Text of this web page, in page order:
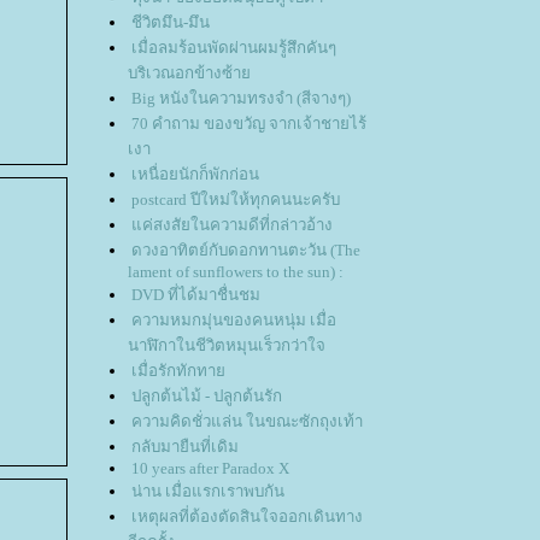
ชีวิตมึน-มึน
เมื่อลมร้อนพัดผ่านผมรู้สึกคันๆ
บริเวณอกข้างซ้า
Big หนังในความทรงจำ (สีจางๆ)
70 คำถาม ของขวัญ จากเจ้าชายไร้
เงา
เหนื่อยนักก็พักก่อน
postcard ปีใหม่ให้ทุกคนนะครับ
ค่สงสัยในความดีที่กล่าวอ้าง
ดวงอาทิตย์กับดอกทานตะวัน (The
lament of sunflowers to the sun) :
DVD ที่ได้มาชื่นชม
ความหมกมุ่นของคนหนุ่ม เมื่อ
นาฬิกาในชีวิตหมุนเร็วกว่าใจ
เมื่อรักทักทา
ปลูกต้นไม้ - ปลูกต้นรัก
ความคิดชั่วแล่น ในขณะซักถุงเท้า
กลับมายืนที่เดิม
10 years after Paradox X
น่าน เมื่อแรกเราพบกัน
เหตุผลที่ต้องตัดสินใจออกเดินทาง